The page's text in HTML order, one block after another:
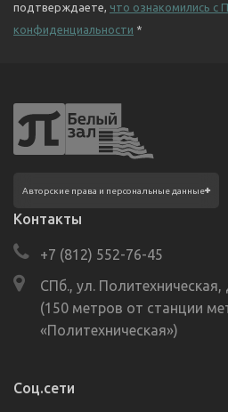
подтверждаете, что ознакомились с
конфиденциальности *
Авторские права и персональные данные
Фотографии размещены с согласия
с требованиями законодательства
все фотоматериалы являются объектами
и дальнейшее использование без
письменного согласия правообладателя
запрещено.
Контакты
+7 (812) 552-76-45
СПб., ул. Политехническая,
(150 метров от станции
«Политехническая»)
Соц.сети